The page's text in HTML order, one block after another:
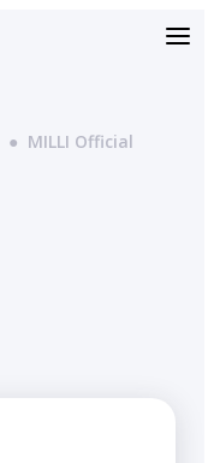
● MILLI Official